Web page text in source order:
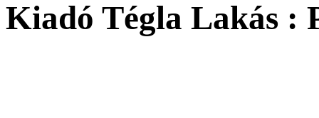
Kiadó Tégla Lakás :